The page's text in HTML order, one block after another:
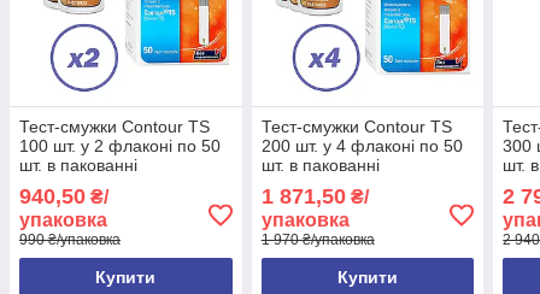
Тест-смужки Contour TS
100 шт. у 2 флаконі по 50
шт. в пакованні
940,50 ₴/
упаковка
990 ₴/упаковка
Купити
Тест-смужки Contour TS
200 шт. у 4 флаконі по 50
шт. в пакованні
1 871,50₴/
упаковка
1 970 ₴/упаковка
Купити
300
шт.
2
2